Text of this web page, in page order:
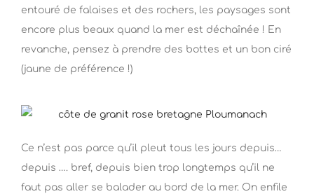
entouré de falaises et des rochers, les paysages sont
encore plus beaux quand la mer est déchaînée ! En
revanche, pensez à prendre des bottes et un bon ciré
(jaune de préférence !)
Ce n’est pas parce qu’il pleut tous les jours depuis…
depuis …. bref, depuis bien trop longtemps qu’il ne
faut pas aller se balader au bord de la mer. On enfile